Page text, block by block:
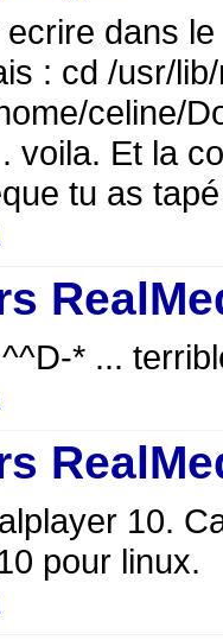
dans
: cd /usr/
celine/
voila. Et la
tu as
* ...
10.
pour linux.